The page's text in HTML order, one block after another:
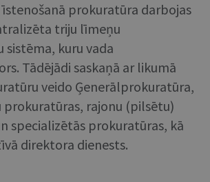
prokuratūra darbojas
triju līmeņu
kuru vada
Tādējādi saskaņā ar likumā
veido Ģenerālprokuratūra,
prokuratūras, rajonu (pilsētu)
specializētās prokuratūras, kā
direktora dienests.